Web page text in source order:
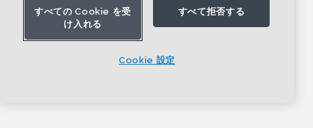
すべての Cookie を受
け入れる
すべて拒否する
Cookie 設定